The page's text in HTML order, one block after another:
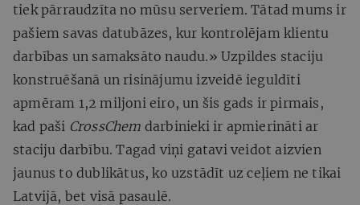
tiek pārraudzīta no mūsu serveriem. Tātad mums ir
pašiem savas datubāzes, kur kontrolējam klientu
darbības un samaksāto naudu.» Uzpildes staciju
konstruēšanā un risinājumu izveidē ieguldīti
apmēram 1,2 miljoni eiro, un šis gads ir pirmais,
kad paši CrossChem darbinieki ir apmierināti ar
staciju darbību. Tagad viņi gatavi veidot aizvien
jaunus to dublikātus, ko uzstādīt uz ceļiem ne tikai
Latvijā, bet visā pasaulē.